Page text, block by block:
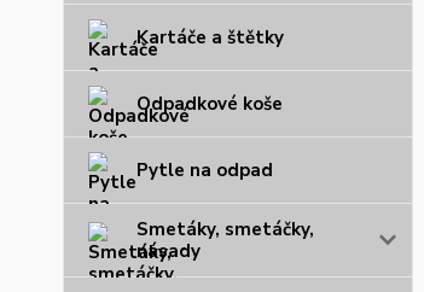
Kartáče a štětky
Odpadkové koše
Pytle na odpad
Smetáky, smetáčky,
násady